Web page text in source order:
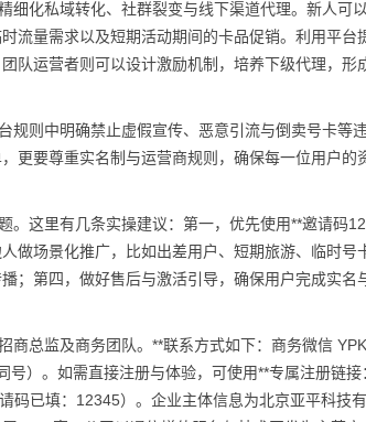
细化私域转化、社群裂变与线下渠道代理。新人可
流量需求以及短期活动期间的卡品促销。利用平台
队运营者则可以设计激励机制，培养下级代理，形
规则中明确禁止虚假宣传、恶意引流与倒卖号卡等
更要尊重实名制与运营商规则，确保每一位用户的
。这里有几条实操建议：第一，优先使用**邀请码
做场景化推广，比如出差用户、短期旅游、临时号
；第四，做好售后与激活引导，确保用户完成实名
商总监及商务团队。**联系方式如下：商务微信
号）。如需直接注册与体验，可使用**专属注册链接
已填：12345）。企业主体信息为北京亚平科技